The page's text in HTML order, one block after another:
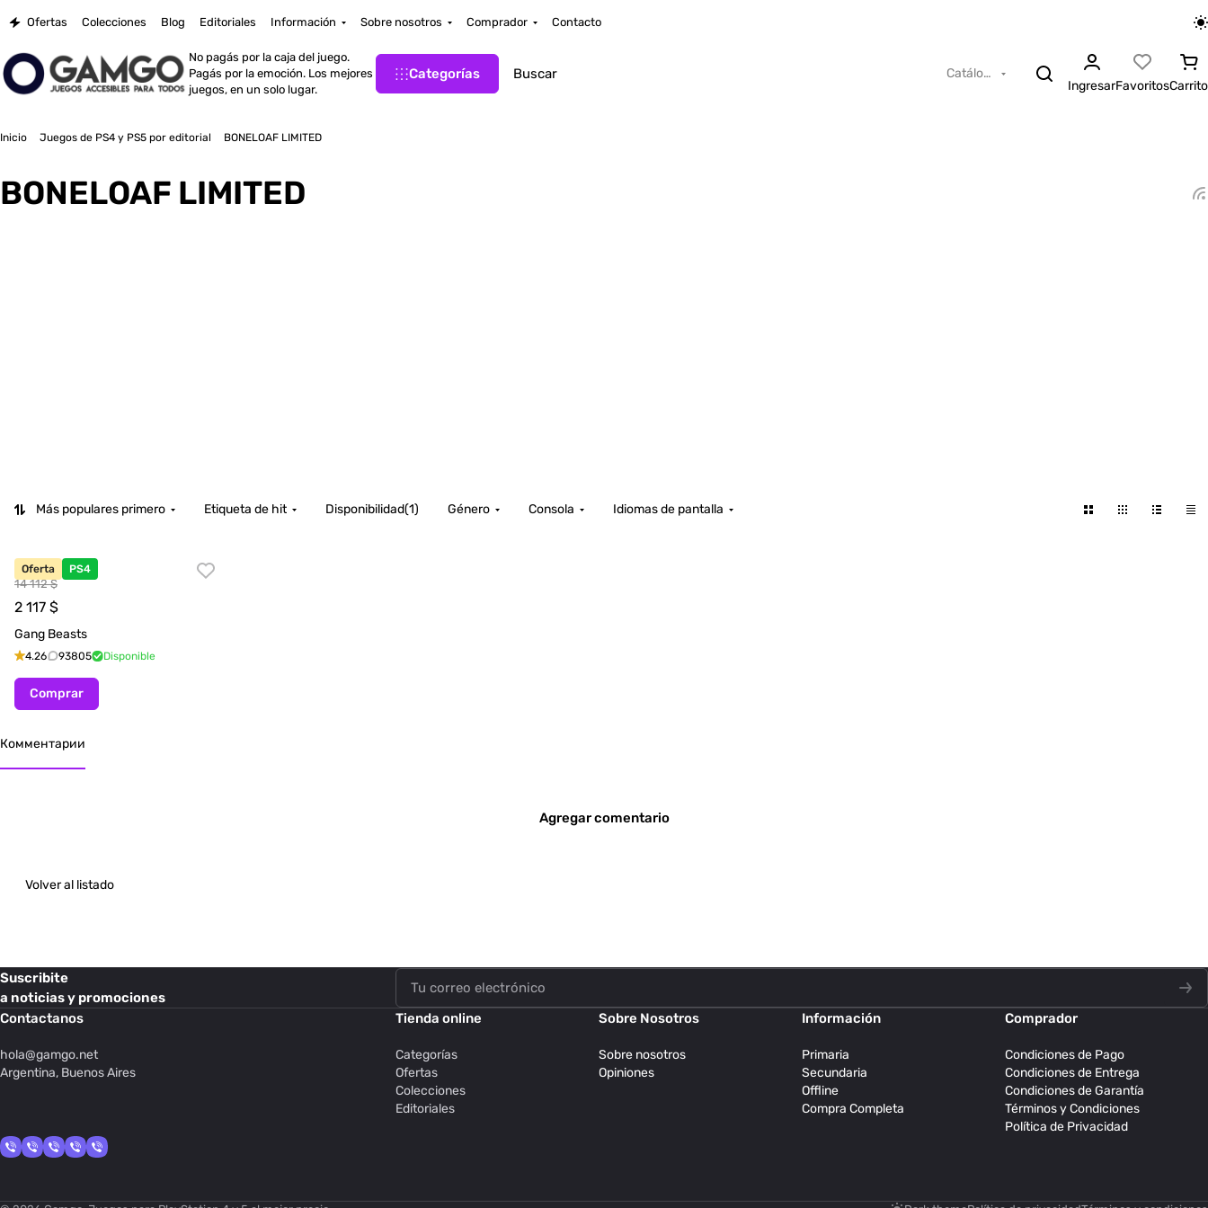
Ofertas Colecciones Blog Editoriales Información Sobre nosotros Comprador Contacto
No pagás por la caja del juego.
Pagás por la emoción. Los mejores
juegos, en un solo lugar.
Categorías
Catálogo
IngresarFavoritosCarrito
Inicio Juegos de PS4 y PS5 por editorial BONELOAF LIMITED
BONELOAF LIMITED
Más populares primero Etiqueta de hit Disponibilidad(1) Género Consola Idiomas de pantalla
Oferta PS4
14 112 $
2 117 $
Gang Beasts
4.26 93805 Disponible
Comprar
Комментарии
Agregar comentario
Volver al listado
Suscribite
a noticias y promociones
Contactanos
hola@gamgo.net
Argentina, Buenos Aires
Tienda online
Categorías
Ofertas
Colecciones
Editoriales
Sobre Nosotros
Sobre nosotros
Opiniones
Información
Primaria
Secundaria
Offline
Compra Completa
Comprador
Condiciones de Pago
Condiciones de Entrega
Condiciones de Garantía
Términos y Condiciones
Política de Privacidad